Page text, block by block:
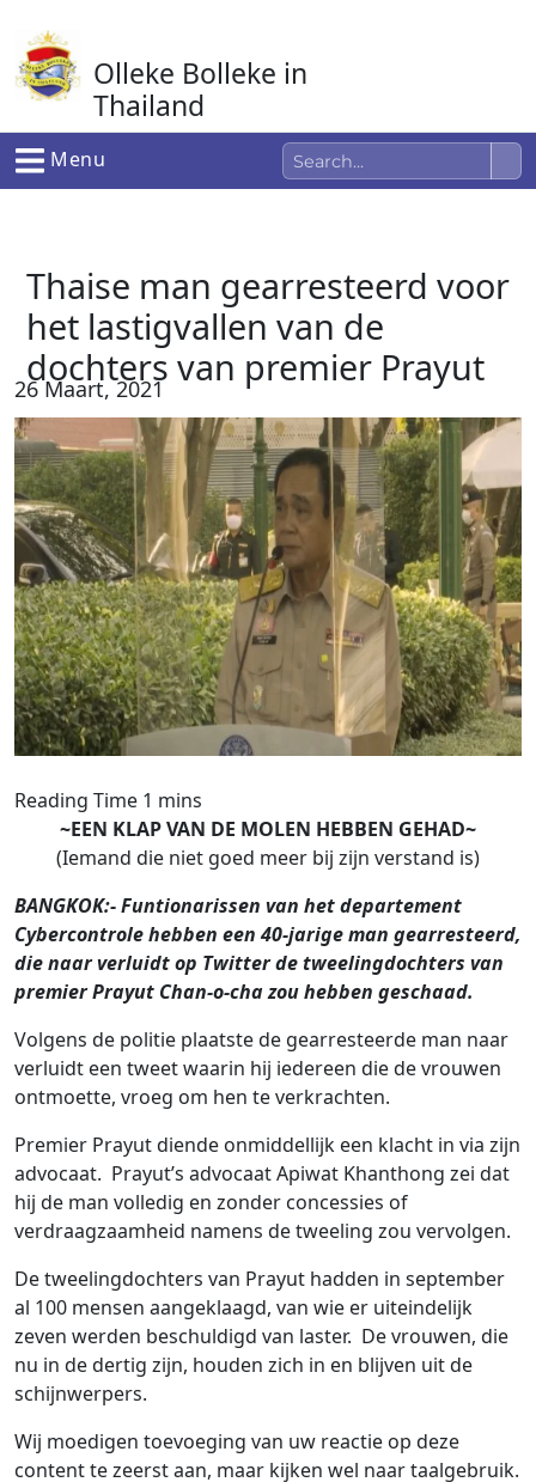
naar
de
inhoud
Olleke Bolleke in
Thailand
In Thailand
Menu
Thaise man gearresteerd voor
het lastigvallen van de
dochters van premier Prayut
26 Maart, 2021
~EEN KLAP VAN DE MOLEN HEBBEN GEHAD~
(Iemand die niet goed meer bij zijn verstand is)
BANGKOK:- Funtionarissen van het departement
Cybercontrole hebben een 40-jarige man gearresteerd,
die naar verluidt op Twitter de tweelingdochters van
premier Prayut Chan-o-cha zou hebben geschaad.
Volgens de politie plaatste de gearresteerde man naar
verluidt een tweet waarin hij iedereen die de vrouwen
ontmoette, vroeg om hen te verkrachten.
Premier Prayut diende onmiddellijk een klacht in via zijn
advocaat. Prayut’s advocaat Apiwat Khanthong zei dat
hij de man volledig en zonder concessies of
verdraagzaamheid namens de tweeling zou vervolgen.
De tweelingdochters van Prayut hadden in september
al 100 mensen aangeklaagd, van wie er uiteindelijk
zeven werden beschuldigd van laster. De vrouwen, die
nu in de dertig zijn, houden zich in en blijven uit de
schijnwerpers.
Wij moedigen toevoeging van uw reactie op deze
content te zeerst aan, maar kijken wel naar taalgebruik.